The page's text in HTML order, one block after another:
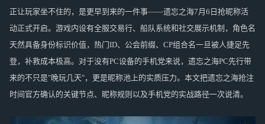
正让玩家坐不住的，是更早到来的一件事——遗忘之海7月6日抢昵称活
动正式开启。游戏内设有全服交易行、船队系统和社交展示机制，角色名
天然具备身份标识价值，热门ID、公会前缀、CP组合名一旦被人捷足先
登，补救成本极高。对于没有PC设备的手机党来说，遗忘之海PC先行带
来的不只是"晚玩几天"，更是昵称池上的实质压力。本文把遗忘之海抢注
时间官方确认的关键节点、昵称规则以及手机党的实战路径一次说清。